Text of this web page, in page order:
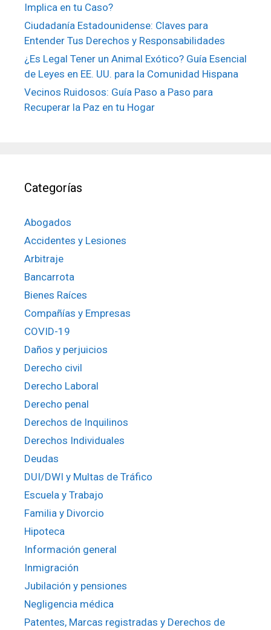
Implica en tu Caso?
Ciudadanía Estadounidense: Claves para
Entender Tus Derechos y Responsabilidades
¿Es Legal Tener un Animal Exótico? Guía Esencial
de Leyes en EE. UU. para la Comunidad Hispana
Vecinos Ruidosos: Guía Paso a Paso para
Recuperar la Paz en tu Hogar
Categorías
Abogados
Accidentes y Lesiones
Arbitraje
Bancarrota
Bienes Raíces
Compañías y Empresas
COVID-19
Daños y perjuicios
Derecho civil
Derecho Laboral
Derecho penal
Derechos de Inquilinos
Derechos Individuales
Deudas
DUI/DWI y Multas de Tráfico
Escuela y Trabajo
Familia y Divorcio
Hipoteca
Información general
Inmigración
Jubilación y pensiones
Negligencia médica
Patentes, Marcas registradas y Derechos de